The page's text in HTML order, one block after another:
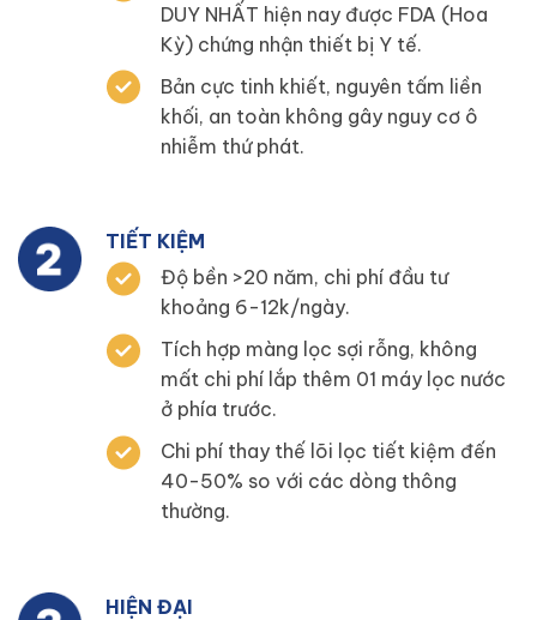
DUY NHẤT hiện nay được FDA (Hoa
Kỳ) chứng nhận thiết bị Y tế.
Bản cực tinh khiết, nguyên tấm liền
khối, an toàn không gây nguy cơ ô
nhiễm thứ phát.
TIẾT KIỆM
Độ bền >20 năm, chi phí đầu tư
khoảng 6-12k/ngày.
Tích hợp màng lọc sợi rỗng, không
mất chi phí lắp thêm 01 máy lọc nước
ở phía trước.
Chi phí thay thế lõi lọc tiết kiệm đến
40-50% so với các dòng thông
thường.
HIỆN ĐẠI